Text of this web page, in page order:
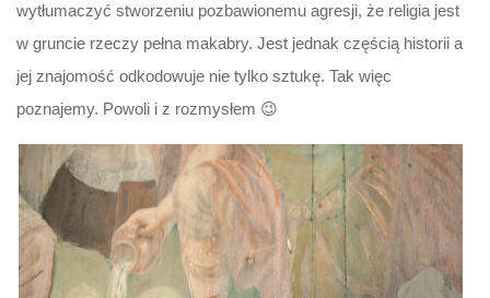
wytłumaczyć stworzeniu pozbawionemu agresji, że religia jest
w gruncie rzeczy pełna makabry. Jest jednak częścią historii a
jej znajomość odkodowuje nie tylko sztukę. Tak więc
poznajemy. Powoli i z rozmysłem 😉